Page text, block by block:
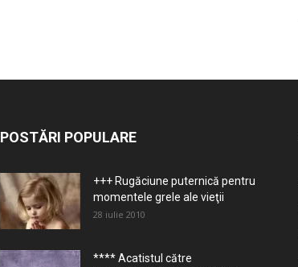
POSTĂRI POPULARE
+++ Rugăciune puternică pentru
momentele grele ale vieţii
28 iulie 2010
**** Acatistul către